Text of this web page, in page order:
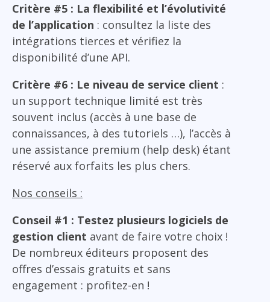
Critère #5 : La flexibilité et l’évolutivité
de l’application : consultez la liste des
intégrations tierces et vérifiez la
disponibilité d’une API.
Critère #6 : Le niveau de service client :
un support technique limité est très
souvent inclus (accès à une base de
connaissances, à des tutoriels …), l’accès à
une assistance premium (help desk) étant
réservé aux forfaits les plus chers.
Nos conseils :
Conseil #1 : Testez plusieurs logiciels de
gestion client avant de faire votre choix !
De nombreux éditeurs proposent des
offres d’essais gratuits et sans
engagement : profitez-en !